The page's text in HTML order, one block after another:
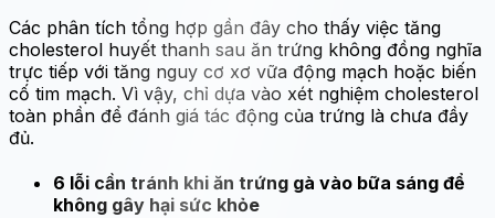
Các phân tích tổng hợp gần đây cho thấy việc tăng
cholesterol huyết thanh sau ăn trứng không đồng nghĩa
trực tiếp với tăng nguy cơ xơ vữa động mạch hoặc biến
cố tim mạch. Vì vậy, chỉ dựa vào xét nghiệm cholesterol
toàn phần để đánh giá tác động của trứng là chưa đầy
đủ.
6 lỗi cần tránh khi ăn trứng gà vào bữa sáng để
không gây hại sức khỏe